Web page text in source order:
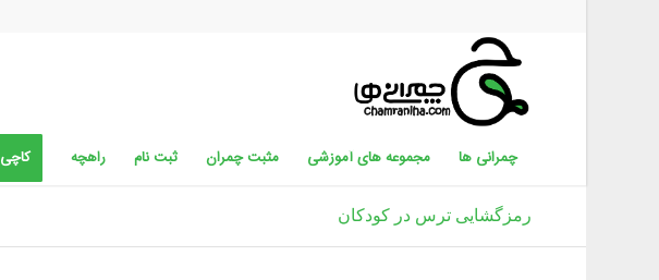
چمرانی ها مجموعه های آموزشی مثبت چمران ثبت نام راهچه کاچی
رمزگشایی ترس در کودکان